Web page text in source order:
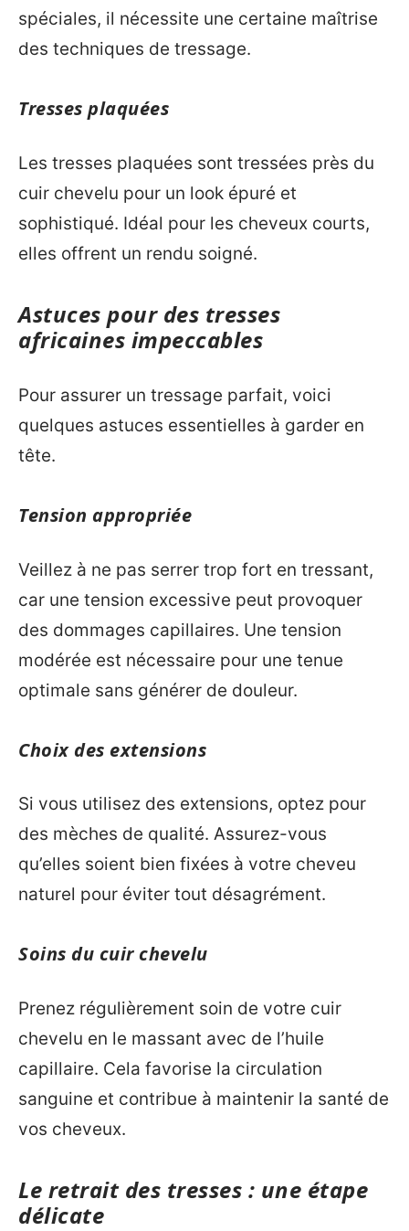
spéciales, il nécessite une certaine maîtrise
des techniques de tressage.
Tresses plaquées
Les tresses plaquées sont tressées près du
cuir chevelu pour un look épuré et
sophistiqué. Idéal pour les cheveux courts,
elles offrent un rendu soigné.
Astuces pour des tresses
africaines impeccables
Pour assurer un tressage parfait, voici
quelques astuces essentielles à garder en
tête.
Tension appropriée
Veillez à ne pas serrer trop fort en tressant,
car une tension excessive peut provoquer
des dommages capillaires. Une tension
modérée est nécessaire pour une tenue
optimale sans générer de douleur.
Choix des extensions
Si vous utilisez des extensions, optez pour
des mèches de qualité. Assurez-vous
qu’elles soient bien fixées à votre cheveu
naturel pour éviter tout désagrément.
Soins du cuir chevelu
Prenez régulièrement soin de votre cuir
chevelu en le massant avec de l’huile
capillaire. Cela favorise la circulation
sanguine et contribue à maintenir la santé de
vos cheveux.
Le retrait des tresses : une étape
délicate